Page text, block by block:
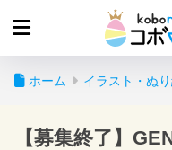
ホーム イラスト・ぬ
【募集終了】